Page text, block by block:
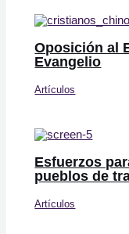
Oposición al
Evangelio
Artículos
Esfuerzos
pueblos de
Artículos